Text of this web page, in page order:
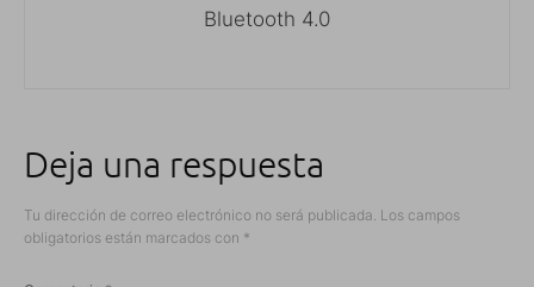
Bluetooth 4.0
Deja una respuesta
Tu dirección de correo electrónico no será publicada. Los campos
obligatorios están marcados con *